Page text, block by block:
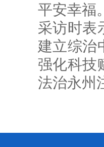
平安幸福
采访时表
建立综治
强化科技
法治永州